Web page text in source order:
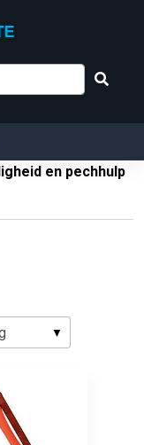
en pechhulp